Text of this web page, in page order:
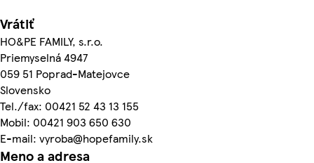
Vrátiť
HO&PE FAMILY, s.r.o.
Priemyselná 4947
059 51 Poprad-Matejovce
Slovensko
Tel./fax: 00421 52 43 13 155
Mobil: 00421 903 650 630
E-mail: vyroba@hopefamily.sk
Meno a adresa